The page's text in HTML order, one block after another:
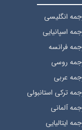
انگلیسی
اسپانیایی
فرانسه
روسی
عربی
ترکی استانبولی
آلمانی
ایتالیایی